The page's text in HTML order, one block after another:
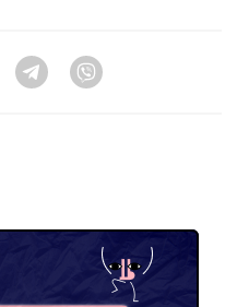
Twitter Telegram